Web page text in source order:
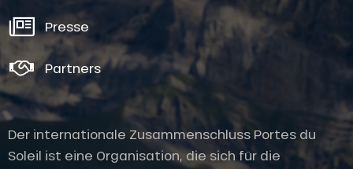
Presse
Partners
Der internationale Zusammenschluss Portes du
Soleil ist eine Organisation, die sich für die